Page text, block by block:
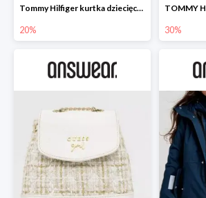
Tommy Hilfiger kurtka dziecięca -20%
20% 30%